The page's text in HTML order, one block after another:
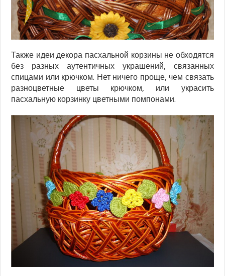
Также идеи декора пасхальной корзины не обходятся
без разных аутентичных украшений, связанных
спицами или крючком. Нет ничего проще, чем связать
разноцветные цветы крючком, или украсить
пасхальную корзинку цветными помпонами.